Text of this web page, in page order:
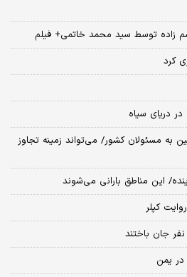
زاده توسط سید محمد خاتمی+ فیلم
کرد
دریای سیاه
به مسئولان کشور/ می‌تواند زمینه تجاوز
کپلر
یمن